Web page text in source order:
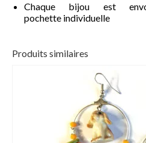
Chaque bijou est
pochette individuelle
Produits similaires